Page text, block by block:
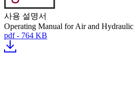
사용 설명서
Operating Manual for Air and Hydraulic
pdf - 764 KB